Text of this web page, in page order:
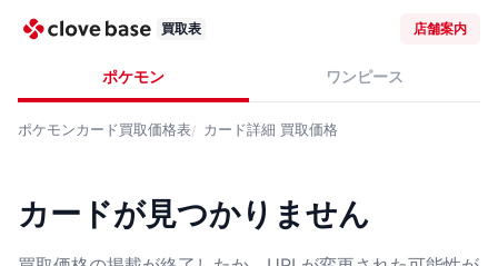
買取表 店舗案内
ポケモン ワンピース
ポケモンカード買取価格表 カード詳細 買取価格
カードが見つかりません